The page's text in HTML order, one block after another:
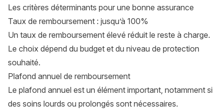
Les critères déterminants pour une bonne assurance
Taux de remboursement : jusqu’à 100%
Un taux de remboursement élevé réduit le reste à charge.
Le choix dépend du budget et du niveau de protection
souhaité.
Plafond annuel de remboursement
Le plafond annuel est un élément important, notamment si
des soins lourds ou prolongés sont nécessaires.